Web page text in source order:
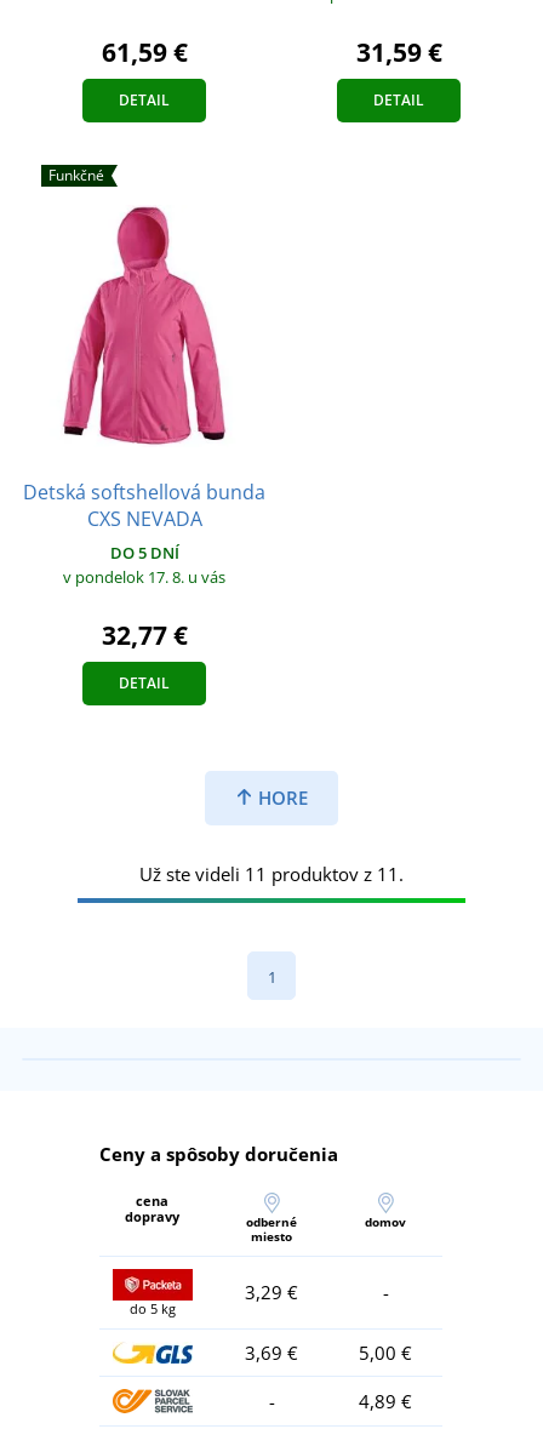
61,59 €
DETAIL
31,59 €
DETAIL
Funkčné
Detská softshellová bunda
CXS NEVADA
DO 5 DNÍ
v pondelok 17. 8. u vás
32,77 €
DETAIL
HORE
Už ste videli 11 produktov z 11.
1
Ceny a spôsoby doručenia
cena
dopravy
odberné
miesto
domov
do 5 kg
3,29 € -
3,69 €
5,00 €
-
4,89 €